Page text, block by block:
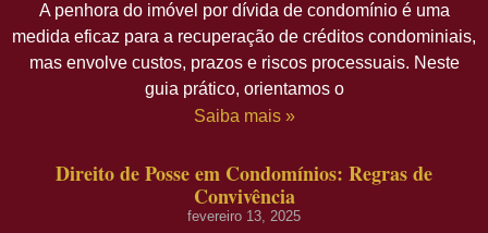
A penhora do imóvel por dívida de condomínio é uma
medida eficaz para a recuperação de créditos condominiais,
mas envolve custos, prazos e riscos processuais. Neste
guia prático, orientamos o
Saiba mais »
Direito de Posse em Condomínios: Regras de
Convivência
fevereiro 13, 2025